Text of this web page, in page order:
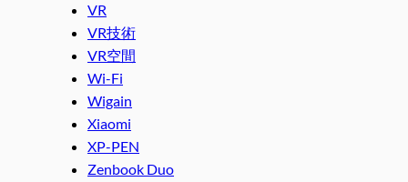
VR
VR技術
VR空間
Wi-Fi
Wigain
Xiaomi
XP-PEN
Zenbook Duo